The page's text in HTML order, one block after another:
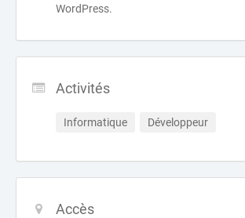
WordPress.
Activités
Informatique Développeur
Accès